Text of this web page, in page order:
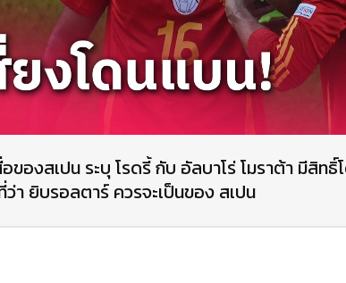
ของสเปน ระบุ โรดรี้ กับ อัลบาโร่ โมราต้า มีสิ
ว่า ยิบรอลตาร์ ควรจะเป็นของ สเปน